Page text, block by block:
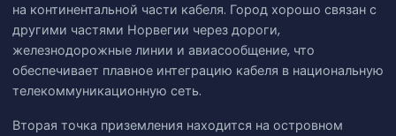
на континентальной части кабеля. Город хорошо связан с
другими частями Норвегии через дороги,
железнодорожные линии и авиасообщение, что
обеспечивает плавное интеграцию кабеля в национальную
телекоммуникационную сеть.
Вторая точка приземления находится на островном